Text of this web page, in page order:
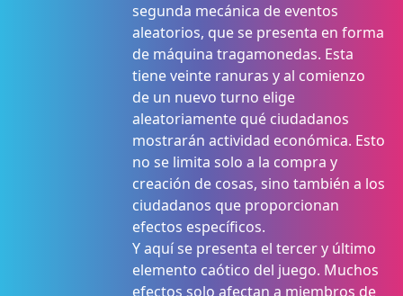
segunda mecánica de eventos
aleatorios, que se presenta en forma
de máquina tragamonedas. Esta
tiene veinte ranuras y al comienzo
de un nuevo turno elige
aleatoriamente qué ciudadanos
mostrarán actividad económica. Esto
no se limita solo a la compra y
creación de cosas, sino también a los
ciudadanos que proporcionan
efectos específicos.
Y aquí se presenta el tercer y último
elemento caótico del juego. Muchos
efectos solo afectan a miembros de